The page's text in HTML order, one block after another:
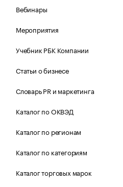
Вебинары
Мероприятия
Учебник РБК Компании
Статьи о бизнесе
Словарь PR и маркетинга
Каталог по ОКВЭД
Каталог по регионам
Каталог по категориям
Каталог торговых марок